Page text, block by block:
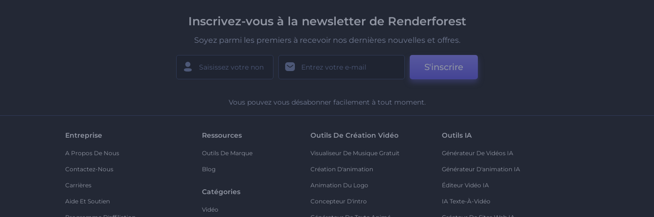
Inscrivez-vous à la newsletter de Renderforest
Soyez parmi les premiers à recevoir nos dernières nouvelles et offres.
S'inscrire
Vous pouvez vous désabonner facilement à tout moment.
Entreprise
A Propos De Nous
Contactez-Nous
Carrières
Aide Et Soutien
Ressources
Outils De Marque
Blog
Catégories
Vidéo
Outils De Création Vidéo
Visualiseur De Musique Gratuit
Création D'animation
Animation Du Logo
Concepteur D'intro
Outils IA
Générateur De Vidéos IA
Générateur D'animation IA
Éditeur Vidéo IA
IA Texte-À-Vidéo